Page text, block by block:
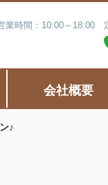
業時間：10:00～18:00
会社概要
♪